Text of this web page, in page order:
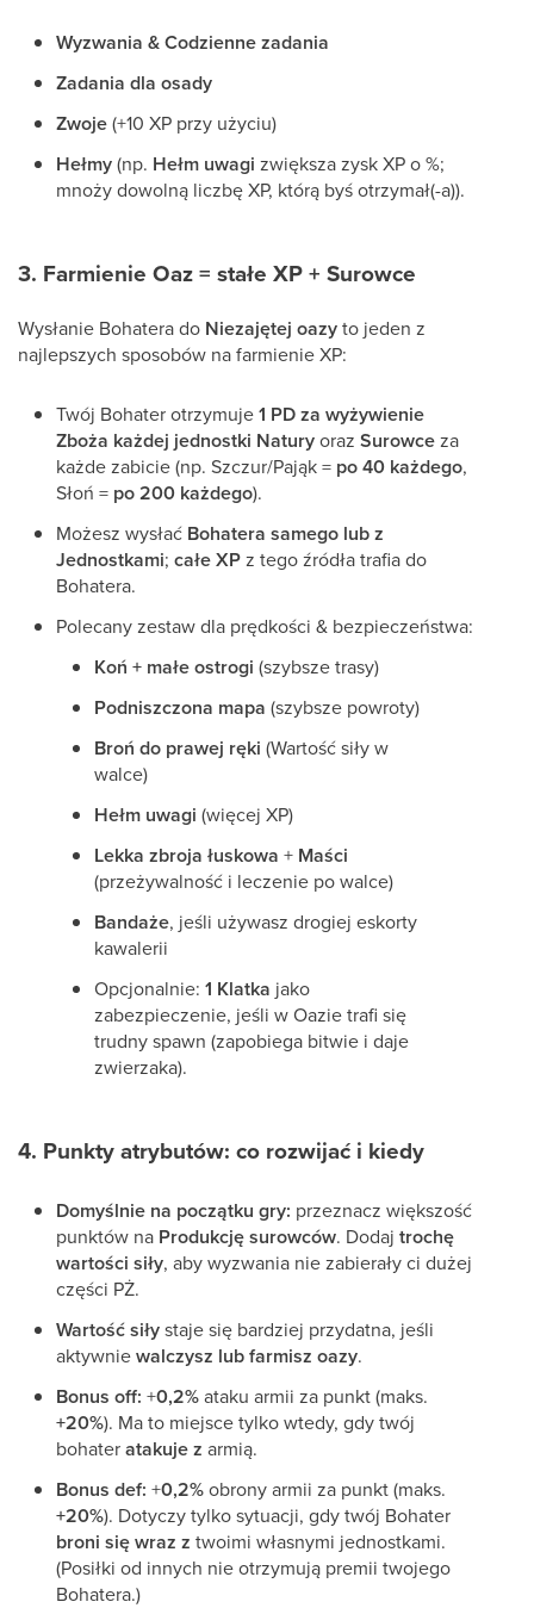
Wyzwania & Codzienne zadania
Zadania dla osady
Zwoje(+10 XP przy użyciu)
Hełmy(np. Hełm uwagi zwiększa zysk XP o %;
mnoży dowolną liczbę XP, którą byś otrzymał(-a)).
3. Farmienie Oaz = stałe XP + Surowce
Wysłanie Bohatera do Niezajętej oazyto jeden z
najlepszych sposobów na farmienie XP:
Twój Bohater otrzymuje1 PD za wyżywienie
Zboża każdej jednostki Naturyoraz Surowceza
każde zabicie (np. Szczur/Pająk = po 40 każdego,
Słoń = po 200 każdego).
Możesz wysłać Bohatera samego lub z
Jednostkami; całe XPz tego źródła trafia do
Bohatera.
Polecany zestaw dla prędkości & bezpieczeństwa:
Koń + małe ostrogi (szybsze trasy)
Podniszczona mapa (szybsze powroty)
Broń do prawej ręki (Wartość siły w
walce)
Hełm uwagi (więcej XP)
Lekka zbroja łuskowa + Maści
(przeżywalność i leczenie po walce)
Bandaże, jeśli używasz drogiej eskorty
kawalerii
Opcjonalnie: 1 Klatka jako
zabezpieczenie, jeśli w Oazie trafi się
trudny spawn (zapobiega bitwie i daje
zwierzaka).
4. Punkty atrybutów: co rozwijać i kiedy
Domyślnie na początku gry: przeznacz większość
punktów na Produkcję surowców. Dodaj trochę
wartości siły, aby wyzwania nie zabierały ci dużej
części PŻ.
Wartość siłystaje się bardziej przydatna, jeśli
aktywniewalczysz lub farmisz oazy.
Bonus off: +0,2%ataku armii za punkt (maks.
+20%). Ma to miejsce tylko wtedy, gdy twój
bohateratakuje z armią.
Bonus def: +0,2%obrony armii za punkt (maks.
+20%). Dotyczy tylko sytuacji, gdy twój Bohater
broni się wraz z twoimi własnymi jednostkami.
(Posiłki od innych nie otrzymują premii twojego
Bohatera.)